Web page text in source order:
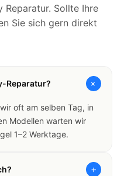
Reparatur. Sollte Ihre
Sie sich gern direkt
Reparatur? +
oft am selben Tag, in
Modellen warten wir
1–2 Werktage.
+